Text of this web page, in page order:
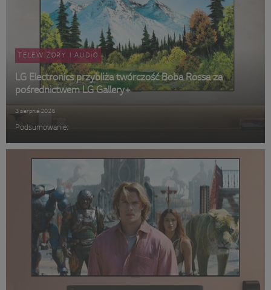
TELEWIZORY I AUDIO
LG Electronics przybliża twórczość Boba Rossa za
pośrednictwem LG Gallery+
3 sierpnia 2026
Podsumowanie: